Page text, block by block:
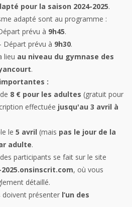
pour la saison 2024-2025.
adapté sont au programme :
prévu à 9h45.
Départ prévu à 9h30.
lieu au niveau du gymnase des
.
:
8 € pour les adultes (gratuit pour
effectuée jusqu'au 3 avril à
le 5 avril (mais pas le jour de la
adulte.
participants se fait sur le site
, où vous
détaillé.
doivent présenter l’un des